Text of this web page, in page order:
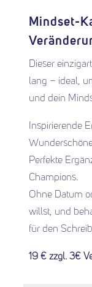
Mindset-
Dieser
lang – ideal,
und dein
Inspirierende
Perfekte
Champions.
Ohne Datum
willst, und
für den
19 € zzgl. 3€